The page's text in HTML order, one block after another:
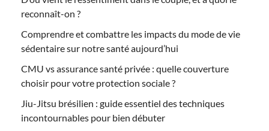
reconnaît-on ?
Comprendre et combattre les impacts du mode de vie
sédentaire sur notre santé aujourd’hui
CMU vs assurance santé privée : quelle couverture
choisir pour votre protection sociale ?
Jiu-Jitsu brésilien : guide essentiel des techniques
incontournables pour bien débuter